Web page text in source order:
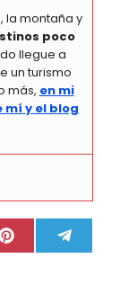
la montaña y
poco
llegue a
un turismo
más, en mi
y el blog
Compartir
en
P
i en
e